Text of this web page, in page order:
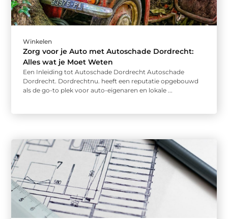
Winkelen
Zorg voor je Auto met Autoschade Dordrecht:
Alles wat je Moet Weten
Een Inleiding tot Autoschade Dordrecht Autoschade
Dordrecht. Dordrechtnu. heeft een reputatie opgebouwd
als de go-to plek voor auto-eigenaren en lokale ...